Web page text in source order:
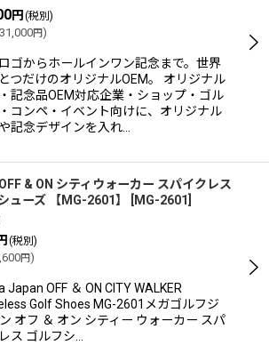
円 (税別)
円)
ゴからホールインワン記念まで。世界
つだけのオリジナルOEM。 オリジナル
記念品OEM対応企業・ショップ・ゴル
コンペ・イベント向けに、オリジナル
記念デザインを入れ…
& ON シティウォーカー スパイクレス
ューズ 【MG-2601】
MG-2601
(税別)
円)
Japan OFF ＆ ON CITY WALKER
Golf Shoes MG-2601メガゴルフジ
オフ ＆ オン シティー ウォーカー スパ
ス ゴルフシ…